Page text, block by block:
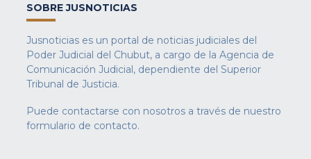
SOBRE JUSNOTICIAS
Jusnoticias es un portal de noticias judiciales del
Poder Judicial del Chubut, a cargo de la Agencia de
Comunicación Judicial, dependiente del Superior
Tribunal de Justicia.
Puede contactarse con nosotros a través de nuestro
formulario de contacto.